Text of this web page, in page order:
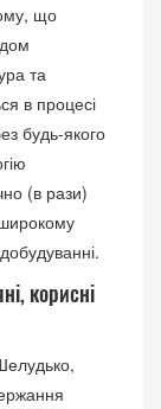
що
та
в процесі
будь-якого
(в рази)
корисні